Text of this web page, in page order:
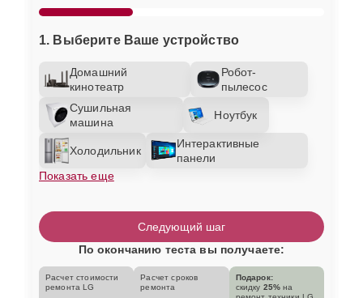
1. Выберите Ваше устройство
Домашний
кинотеатр
Робот-
пылесос
Сушильная
машина
Ноутбук
Холодильник
Интерактивные
панели
Показать еще
Следующий шаг
По окончанию теста вы получаете:
Расчет стоимости
ремонта LG
Расчет сроков
ремонта
Подарок:
скидку 25% на